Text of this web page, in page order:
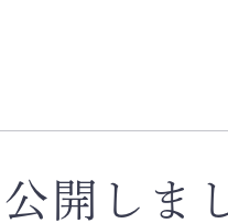
開しま